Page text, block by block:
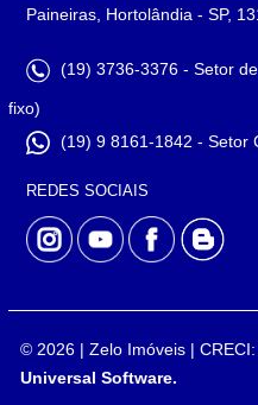
Paineiras, Hortolândia - SP,
(19) 3736-3376 - Setor
fixo)
(19) 9 8161-1842 - Setor
REDES SOCIAIS
© 2026 | Zelo Imóveis |
Universal Software.